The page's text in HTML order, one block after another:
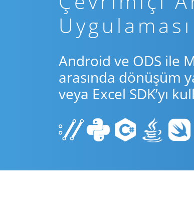
Uygulaması
Android ve ODS ile
arasında dönüşüm
veya Excel SDK’yı